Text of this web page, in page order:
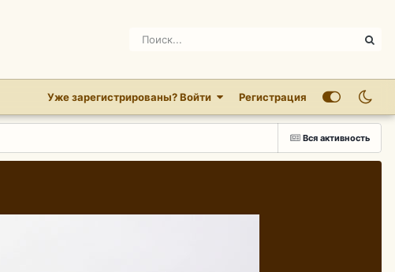
Уже зарегистрированы? Войти Регистрация
Вся активность